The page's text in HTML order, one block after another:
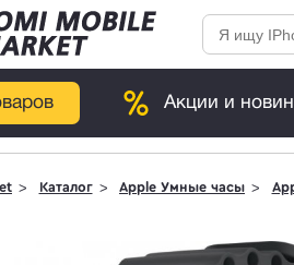
Акции и
Каталог Apple Умные часы